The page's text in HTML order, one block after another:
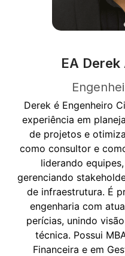
EA
Derek é Engenheiro
experiência em
de projetos e
como consultor e
liderando
gerenciando
de infraestrutura. É
engenharia com
perícias, unindo
técnica. Possui
Financeira e em